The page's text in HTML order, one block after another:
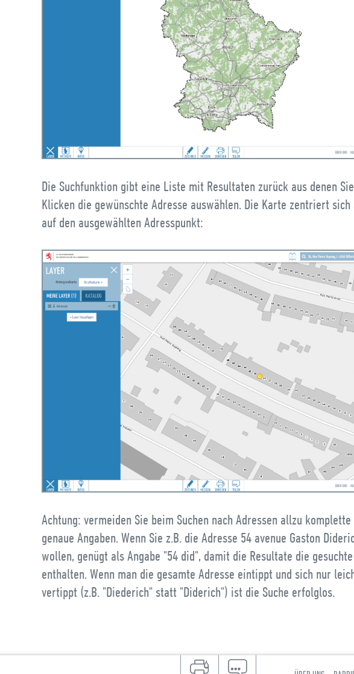
Die Suchfunktion gibt eine Liste mit Resultaten zurück aus denen
Klicken die gewünschte Adresse auswählen. Die Karte zentriert
auf den ausgewählten Adresspunkt:
Achtung: vermeiden Sie beim Suchen nach Adressen allzu
genaue Angaben. Wenn Sie z.B. die Adresse 54 avenue Gaston
wollen, genügt als Angabe "54 did", damit die Resultate die
enthalten. Wenn man die gesamte Adresse eintippt und sich nur
vertippt (z.B. "Diederich" statt "Diderich") ist die Suche erfolglos.